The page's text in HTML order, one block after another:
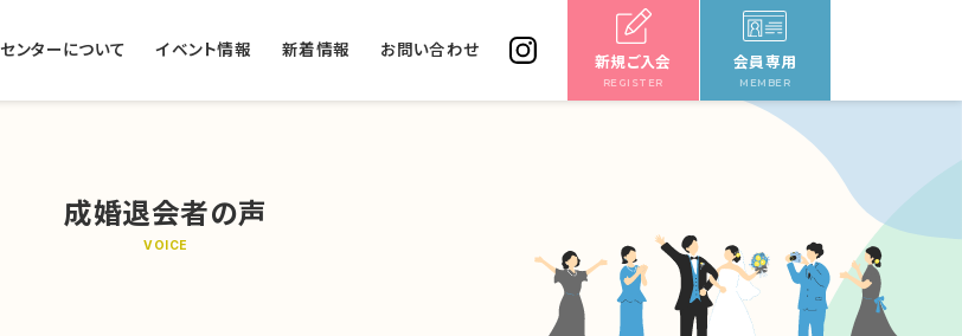
センターについて イベント情報 新着情報 お問い合わせ
新規ご入会
REGISTER
会員専用
MEMBER
成婚退会者の声
VOICE